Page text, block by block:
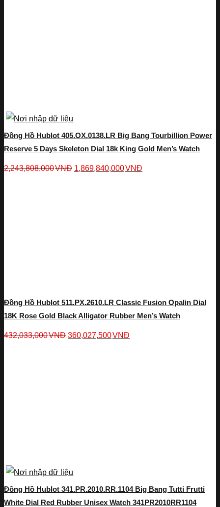
Đồng Hồ Hublot 405.OX.0138.LR Big Bang Tourbillion Power
Reserve 5 Days Skeleton Dial 18k King Gold Men’s Watch
2,243,808,000VNĐ 1,869,840,000VNĐ
Đồng Hồ Hublot 511.PX.2610.LR Classic Fusion Opalin Dial
18K Rose Gold Black Alligator Rubber Men’s Watch
432,033,000VNĐ 360,027,500VNĐ
Đồng Hồ Hublot 341.PR.2010.RR.1104 Big Bang Tutti Frutti
White Dial Red Rubber Unisex Watch 341PR2010RR1104